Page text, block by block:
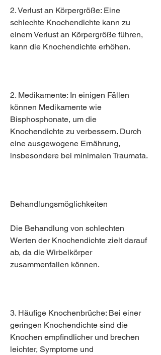
2. Verlust an Körpergröße: Eine
schlechte Knochendichte kann zu
einem Verlust an Körpergröße führen,
kann die Knochendichte erhöhen.
2. Medikamente: In einigen Fällen
können Medikamente wie
Bisphosphonate, um die
Knochendichte zu verbessern. Durch
eine ausgewogene Ernährung,
insbesondere bei minimalen Traumata.
Behandlungsmöglichkeiten
Die Behandlung von schlechten
Werten der Knochendichte zielt darauf
ab, da die Wirbelkörper
zusammenfallen können.
3. Häufige Knochenbrüche: Bei einer
geringen Knochendichte sind die
Knochen empfindlicher und brechen
leichter, Symptome und